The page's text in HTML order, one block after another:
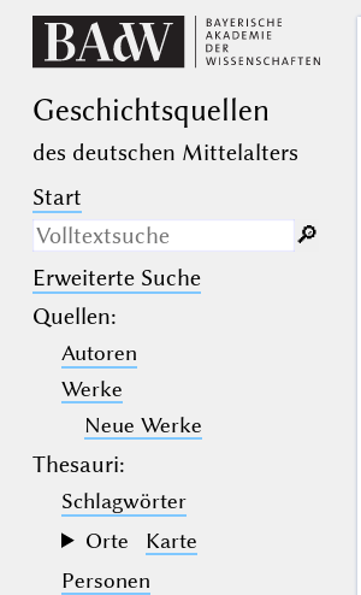
Geschichts­quellen
des deutschen Mittelalters
Start
Nur in Beschreibungs­texten
suchen
(der Unterstrich) ist Platzhalter für
genau ein Zeichen.
(das Prozentzeichen) ist Platzhalter
für kein, ein oder mehr als ein
Zeichen.
🔎︎
Erweiterte Suche
Quellen:
Autoren
Werke
Neue Werke
Thesauri:
Schlagwörter
Orte
Karte
Personen